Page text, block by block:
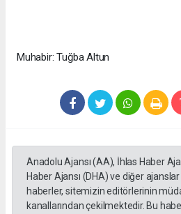
Muhabir: Tuğba Altun
Anadolu Ajansı (AA), İhlas Haber
Haber Ajansı (DHA) ve diğer
haberler, sitemizin editörlerinin
kanallarından çekilmektedir. Bu